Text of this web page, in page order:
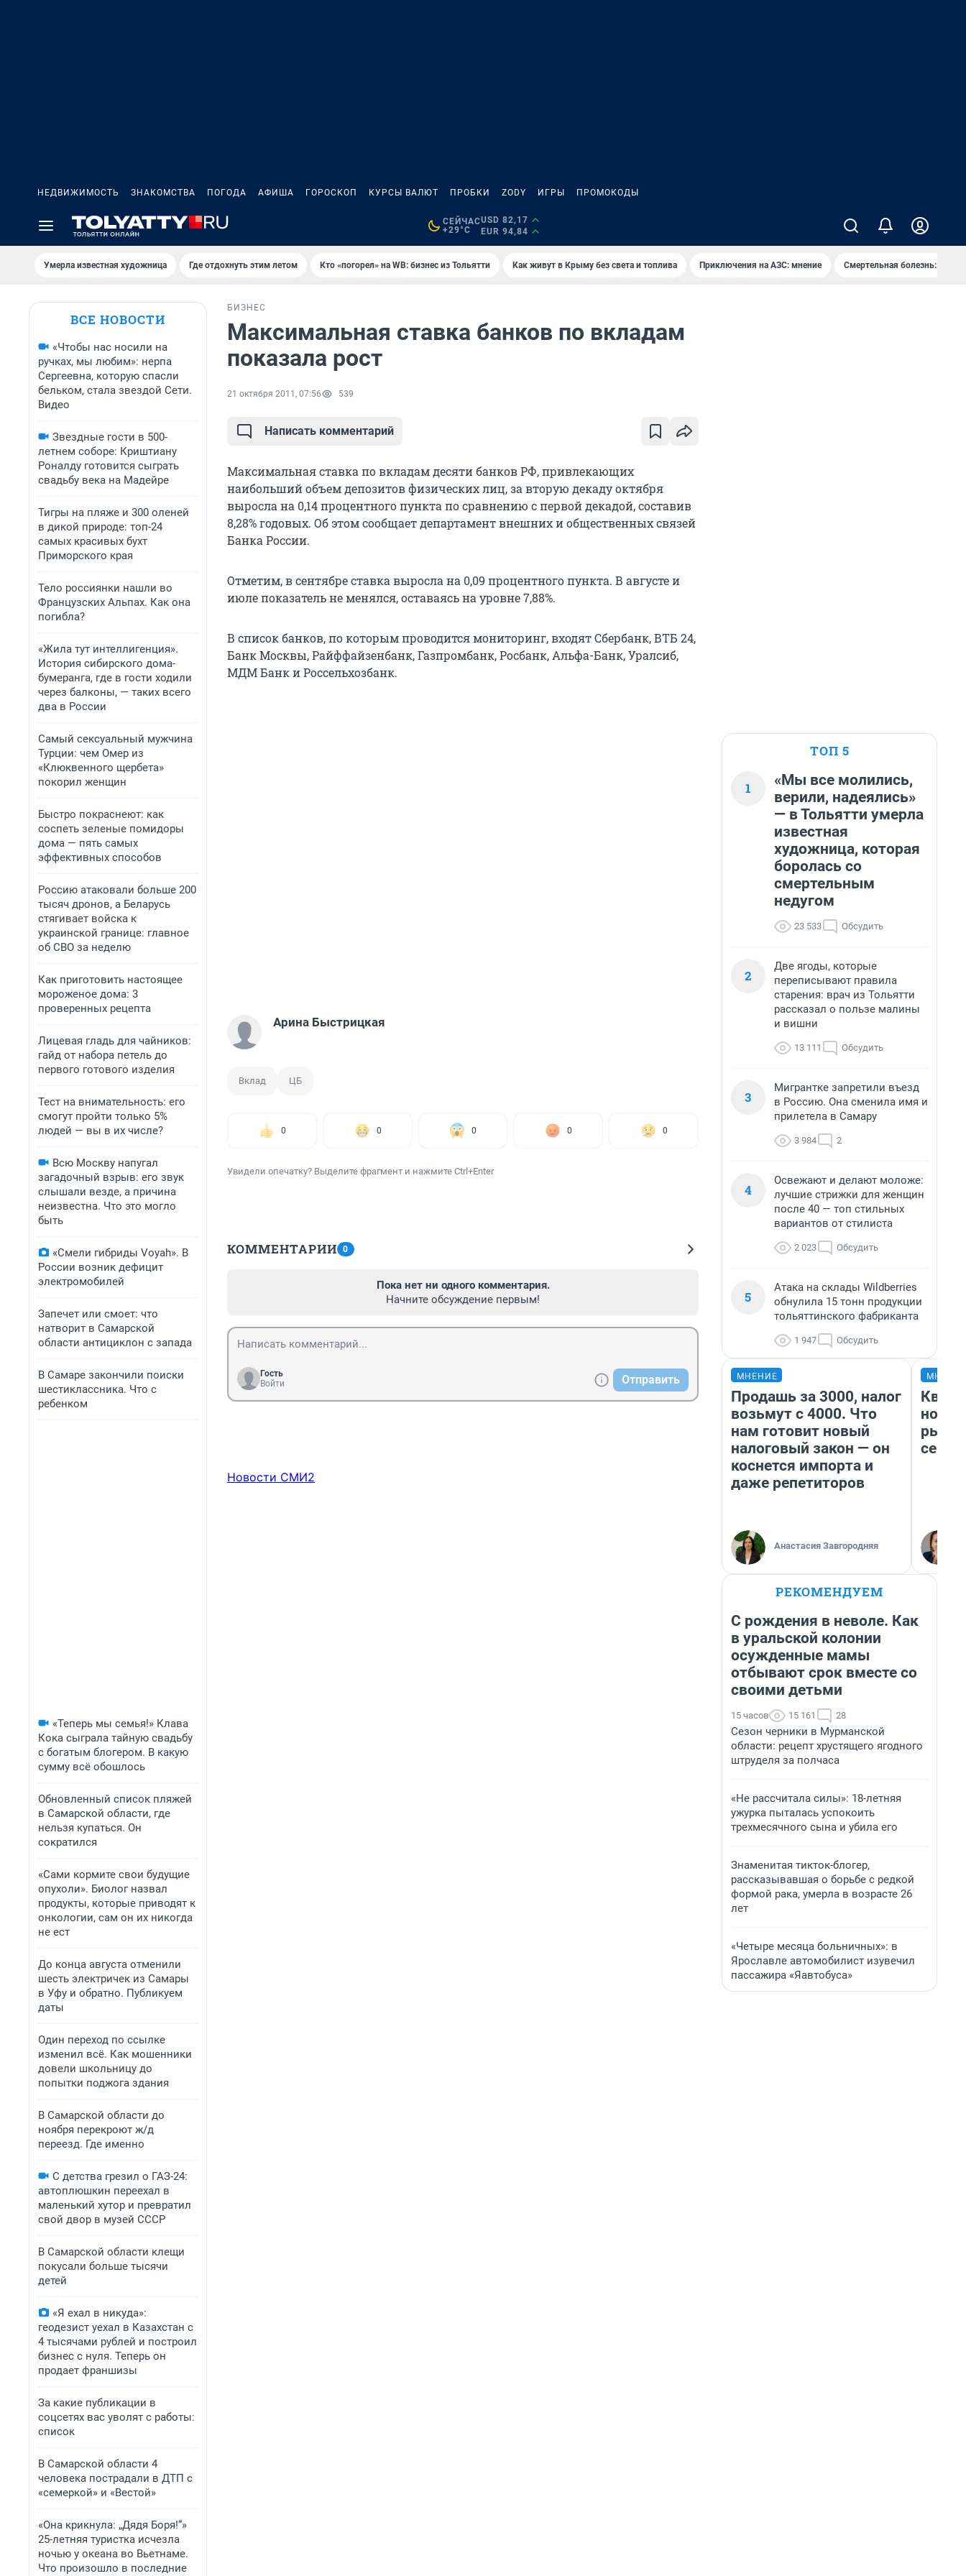
НЕДВИЖИМОСТЬ ЗНАКОМСТВА ПОГОДА АФИША ГОРОСКОП КУРСЫ ВАЛЮТ ПРОБКИ ZODY ИГРЫ ПРОМОКОДЫ
СЕЙЧАС
+29°C
USD 82,17
EUR 94,84
Умерла известная художница Где отдохнуть этим летом Кто «погорел» на WB: бизнес из Тольятти Как живут в Крыму без света и топлива Приключения на АЗС: мнение Смертельная болезнь:
ВСЕ НОВОСТИ
«Чтобы нас носили на
ручках, мы любим»: нерпа
Сергеевна, которую спасли
бельком, стала звездой Сети.
Видео
Звездные гости в 500-
летнем соборе: Криштиану
Роналду готовится сыграть
свадьбу века на Мадейре
Тигры на пляже и 300 оленей
в дикой природе: топ-24
самых красивых бухт
Приморского края
Тело россиянки нашли во
Французских Альпах. Как она
погибла?
«Жила тут интеллигенция».
История сибирского дома-
бумеранга, где в гости ходили
через балконы, — таких всего
два в России
Самый сексуальный мужчина
Турции: чем Омер из
«Клюквенного щербета»
покорил женщин
Быстро покраснеют: как
соспеть зеленые помидоры
дома — пять самых
эффективных способов
Россию атаковали больше 200
тысяч дронов, а Беларусь
стягивает войска к
украинской границе: главное
об СВО за неделю
Как приготовить настоящее
мороженое дома: 3
проверенных рецепта
Лицевая гладь для чайников:
гайд от набора петель до
первого готового изделия
Тест на внимательность: его
смогут пройти только 5%
людей — вы в их числе?
Всю Москву напугал
загадочный взрыв: его звук
слышали везде, а причина
неизвестна. Что это могло
быть
«Смели гибриды Voyah». В
России возник дефицит
электромобилей
Запечет или смоет: что
натворит в Самарской
области антициклон с запада
В Самаре закончили поиски
шестиклассника. Что с
ребенком
«Теперь мы семья!» Клава
Кока сыграла тайную свадьбу
с богатым блогером. В какую
сумму всё обошлось
Обновленный список пляжей
в Самарской области, где
нельзя купаться. Он
сократился
«Сами кормите свои будущие
опухоли». Биолог назвал
продукты, которые приводят к
онкологии, сам он их никогда
не ест
До конца августа отменили
шесть электричек из Самары
в Уфу и обратно. Публикуем
даты
Один переход по ссылке
изменил всё. Как мошенники
довели школьницу до
попытки поджога здания
В Самарской области до
ноября перекроют ж/д
переезд. Где именно
С детства грезил о ГАЗ-24:
автоплюшкин переехал в
маленький хутор и превратил
свой двор в музей СССР
В Самарской области клещи
покусали больше тысячи
детей
«Я ехал в никуда»:
геодезист уехал в Казахстан с
4 тысячами рублей и построил
бизнес с нуля. Теперь он
продает франшизы
За какие публикации в
соцсетях вас уволят с работы:
список
В Самарской области 4
человека пострадали в ДТП с
«семеркой» и «Вестой»
«Она крикнула: „Дядя Боря!“»
25-летняя туристка исчезла
ночью у океана во Вьетнаме.
Что произошло в последние
БИЗНЕС
Максимальная ставка банков по вкладам
показала рост
21 октября 2011, 07:56 539
Написать комментарий
Максимальная ставка по вкладам десяти банков РФ, привлекающих
наибольший объем депозитов физических лиц, за вторую декаду октября
выросла на 0,14 процентного пункта по сравнению с первой декадой, составив
8,28% годовых. Об этом сообщает департамент внешних и общественных связей
Банка России.
Отметим, в сентябре ставка выросла на 0,09 процентного пункта. В августе и
июле показатель не менялся, оставаясь на уровне 7,88%.
В список банков, по которым проводится мониторинг, входят Сбербанк, ВТБ 24,
Банк Москвы, Райффайзенбанк, Газпромбанк, Росбанк, Альфа-Банк, Уралсиб,
МДМ Банк и Россельхозбанк.
Арина Быстрицкая
Вклад ЦБ
0 0 0 0 0
Увидели опечатку? Выделите фрагмент и нажмите Ctrl+Enter
КОММЕНТАРИИ 0
Пока нет ни одного комментария.
Начните обсуждение первым!
Гость
Войти
Отправить
Новости СМИ2
ТОП 5
1
«Мы все молились,
верили, надеялись»
— в Тольятти умерла
известная
художница, которая
боролась со
смертельным
недугом
23 533 Обсудить
2
Две ягоды, которые
переписывают правила
старения: врач из Тольятти
рассказал о пользе малины
и вишни
13 111 Обсудить
3
Мигрантке запретили въезд
в Россию. Она сменила имя и
прилетела в Самару
3 984 2
4
Освежают и делают моложе:
лучшие стрижки для женщин
после 40 — топ стильных
вариантов от стилиста
2 023 Обсудить
5
Атака на склады Wildberries
обнулила 15 тонн продукции
тольяттинского фабриканта
1 947 Обсудить
МНЕНИЕ
Продашь за 3000, налог
возьмут с 4000. Что
нам готовит новый
налоговый закон — он
коснется импорта и
даже репетиторов
Анастасия Завгородняя
но
РЕКОМЕНДУЕМ
С рождения в неволе. Как
в уральской колонии
осужденные мамы
отбывают срок вместе со
своими детьми
15 часов 15 161 28
Сезон черники в Мурманской
области: рецепт хрустящего ягодного
штруделя за полчаса
«Не рассчитала силы»: 18-летняя
ужурка пыталась успокоить
трехмесячного сына и убила его
Знаменитая тикток-блогер,
рассказывавшая о борьбе с редкой
формой рака, умерла в возрасте 26
лет
«Четыре месяца больничных»: в
Ярославле автомобилист изувечил
пассажира «Яавтобуса»